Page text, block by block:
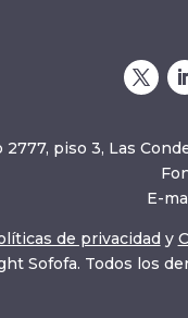
piso 3, Las
E-
de privacidad y
Sofofa. Todos los